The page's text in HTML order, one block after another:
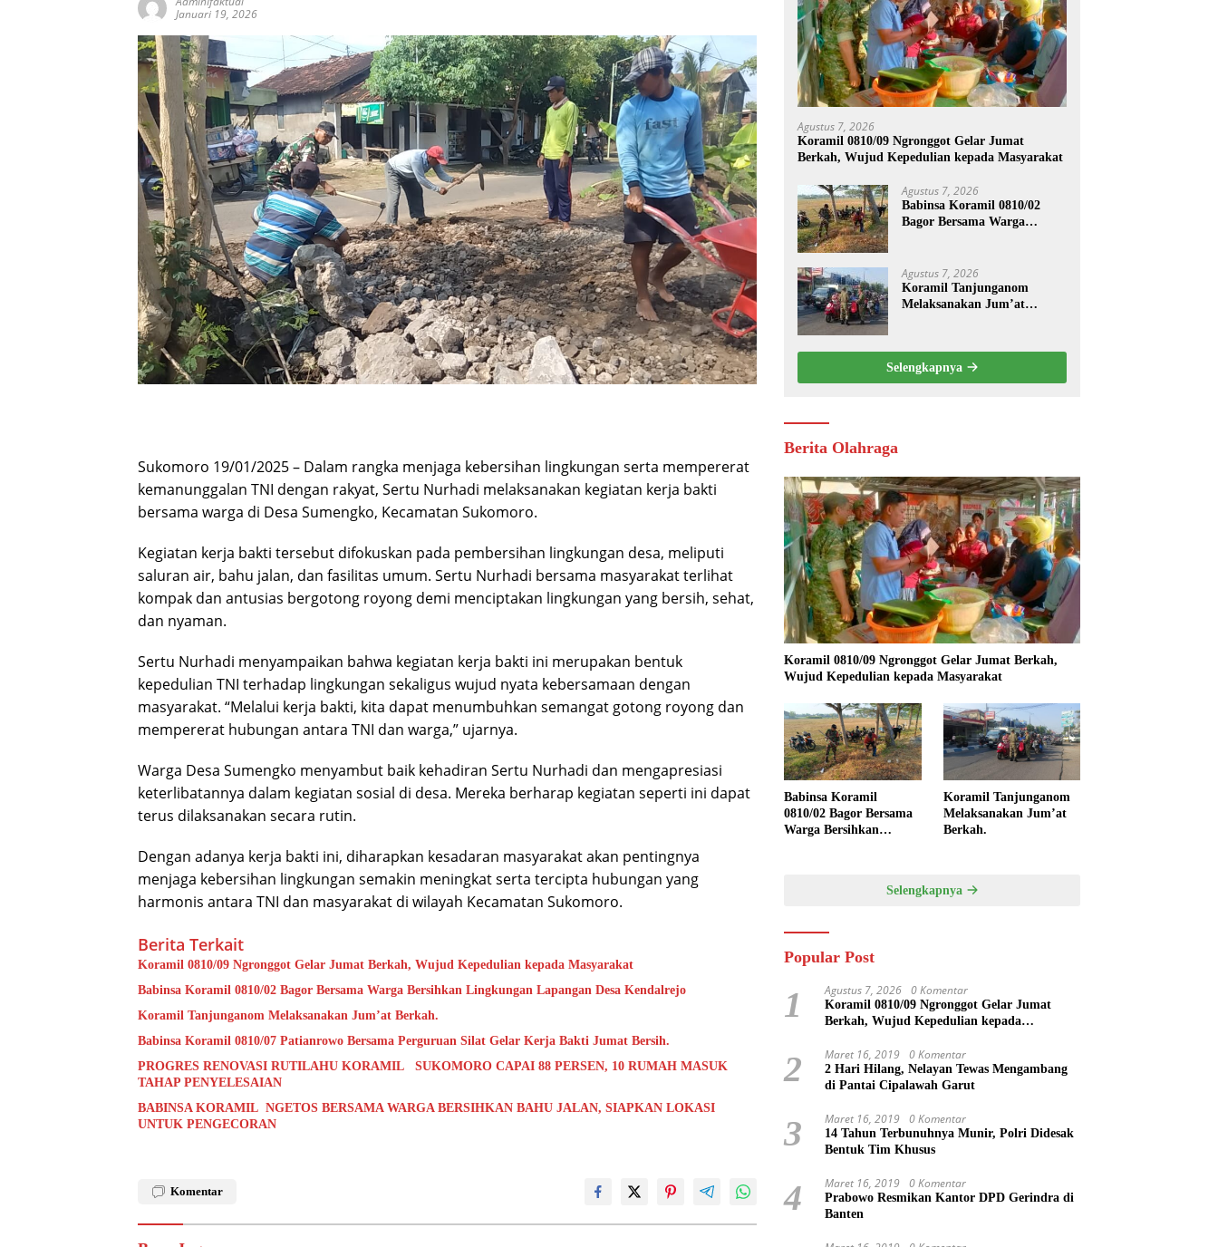
Januari 19, 2026
Sukomoro 19/01/2025 – Dalam rangka menjaga kebersihan lingkungan serta mempererat
kemanunggalan TNI dengan rakyat, Sertu Nurhadi melaksanakan kegiatan kerja bakti
bersama warga di Desa Sumengko, Kecamatan Sukomoro.
Kegiatan kerja bakti tersebut difokuskan pada pembersihan lingkungan desa, meliputi
saluran air, bahu jalan, dan fasilitas umum. Sertu Nurhadi bersama masyarakat terlihat
kompak dan antusias bergotong royong demi menciptakan lingkungan yang bersih, sehat,
dan nyaman.
Sertu Nurhadi menyampaikan bahwa kegiatan kerja bakti ini merupakan bentuk
kepedulian TNI terhadap lingkungan sekaligus wujud nyata kebersamaan dengan
masyarakat. “Melalui kerja bakti, kita dapat menumbuhkan semangat gotong royong dan
mempererat hubungan antara TNI dan warga,” ujarnya.
Warga Desa Sumengko menyambut baik kehadiran Sertu Nurhadi dan mengapresiasi
keterlibatannya dalam kegiatan sosial di desa. Mereka berharap kegiatan seperti ini dapat
terus dilaksanakan secara rutin.
Dengan adanya kerja bakti ini, diharapkan kesadaran masyarakat akan pentingnya
menjaga kebersihan lingkungan semakin meningkat serta tercipta hubungan yang
harmonis antara TNI dan masyarakat di wilayah Kecamatan Sukomoro.
Berita Terkait
Koramil 0810/09 Ngronggot Gelar Jumat Berkah, Wujud Kepedulian kepada Masyarakat
Babinsa Koramil 0810/02 Bagor Bersama Warga Bersihkan Lingkungan Lapangan Desa Kendalrejo
Koramil Tanjunganom Melaksanakan Jum’at Berkah.
Babinsa Koramil 0810/07 Patianrowo Bersama Perguruan Silat Gelar Kerja Bakti Jumat Bersih.
PROGRES RENOVASI RUTILAHU KORAMIL SUKOMORO CAPAI 88 PERSEN, 10 RUMAH MASUK
TAHAP PENYELESAIAN
BABINSA KORAMIL NGETOS BERSAMA WARGA BERSIHKAN BAHU JALAN, SIAPKAN LOKASI
UNTUK PENGECORAN
Komentar
Agustus 7, 2026
Koramil 0810/09 Ngronggot Gelar Jumat
Berkah, Wujud Kepedulian kepada Masyarakat
Agustus 7, 2026
Babinsa Koramil 0810/02
Bagor Bersama Warga
Agustus 7, 2026
Koramil Tanjunganom
Melaksanakan Jum’at
Selengkapnya
Berita Olahraga
Koramil 0810/09 Ngronggot Gelar Jumat Berkah,
Wujud Kepedulian kepada Masyarakat
Babinsa Koramil
0810/02 Bagor Bersama
Warga Bersihkan
Koramil Tanjunganom
Melaksanakan Jum’at
Berkah.
Selengkapnya
Popular Post
1 Agustus 7, 2026 0 Komentar
Koramil 0810/09 Ngronggot Gelar Jumat
Berkah, Wujud Kepedulian kepada
2 Maret 16, 2019 0 Komentar
2 Hari Hilang, Nelayan Tewas Mengambang
di Pantai Cipalawah Garut
3 Maret 16, 2019 0 Komentar
14 Tahun Terbunuhnya Munir, Polri Didesak
Bentuk Tim Khusus
4 Maret 16, 2019 0 Komentar
Prabowo Resmikan Kantor DPD Gerindra di
Banten